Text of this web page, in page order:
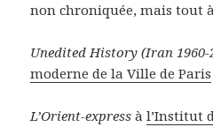
non chroniquée, mais tout
Unedited History (Iran 1960-
moderne de la Ville de Paris
L’Orient-express àl’Institut